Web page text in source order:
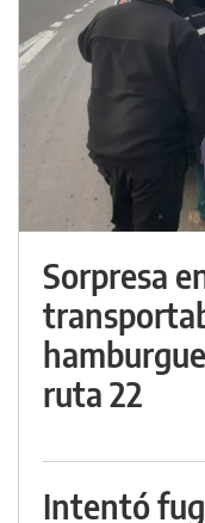
Sorpresa
ruta 22
Intentó